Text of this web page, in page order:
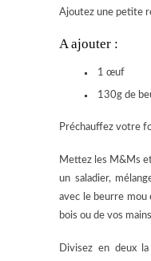
Ajoutez une petite
A ajouter :
1 œuf
130g de
Préchauffez votre
Mettez les M&Ms
un saladier,
avec le beurre mou
bois ou de vos
Divisez en deux